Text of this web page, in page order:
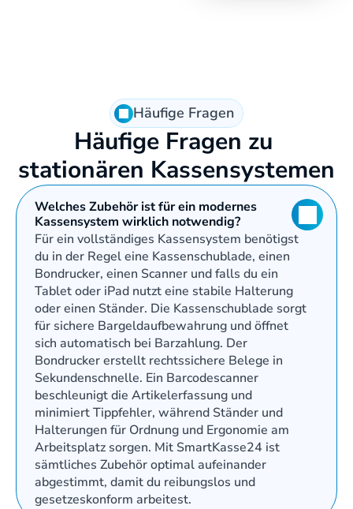
Häufige Fragen
Häufige Fragen zu
stationären Kassensystemen
Welches Zubehör ist für ein modernes
Kassensystem wirklich notwendig?
Für ein vollständiges Kassensystem benötigst
du in der Regel eine Kassenschublade, einen
Bondrucker, einen Scanner und falls du ein
Tablet oder iPad nutzt eine stabile Halterung
oder einen Ständer. Die Kassenschublade sorgt
für sichere Bargeldaufbewahrung und öffnet
sich automatisch bei Barzahlung. Der
Bondrucker erstellt rechtssichere Belege in
Sekundenschnelle. Ein Barcodescanner
beschleunigt die Artikelerfassung und
minimiert Tippfehler, während Ständer und
Halterungen für Ordnung und Ergonomie am
Arbeitsplatz sorgen. Mit SmartKasse24 ist
sämtliches Zubehör optimal aufeinander
abgestimmt, damit du reibungslos und
gesetzeskonform arbeitest.